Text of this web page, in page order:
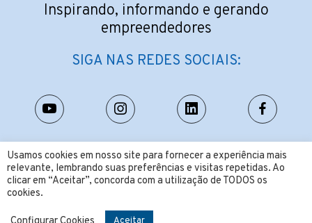
Usamos cookies em nosso site para fornecer a experiência mais
relevante, lembrando suas preferências e visitas repetidas. Ao
clicar em “Aceitar”, concorda com a utilização de TODOS os
cookies.
Inspirando, informando e gerando
empreendedores
SIGA NAS REDES SOCIAIS:
CONTATO:
contato@4maos.com.br